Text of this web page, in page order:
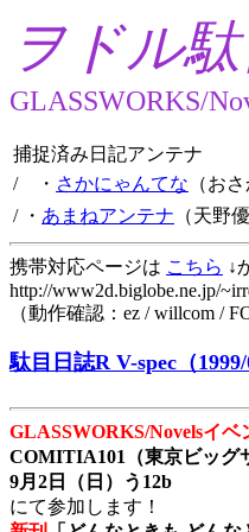
ヲドル
GLASSWORKS/
捕捉済み日記アンテナ
/ ・ さかにゃんてな （お
/ ・ あまねアンテナ （天野
携帯対応ページは こちら ↓
http://www2d.biglobe.ne.jp/
（動作確認：ez / willcom /
駄目日誌R V-spec（1999/
GLASSWORKS/Novelsイベ
COMITIA101（東京ビッグ
9月2日（日）う12b
にて参加します！